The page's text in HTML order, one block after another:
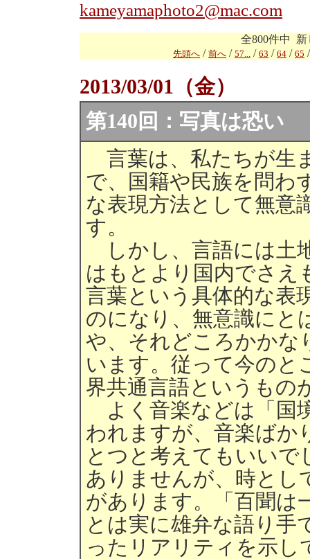
kameyamaphoto2@mac.com
全800件中 新
先頭へ / 前へ / 57... / 63 / 64 / 65
2013/03/01（金）
第140回：写真は恐い
言葉は、私たちが生
で、国籍や民族を問わ
な表現方法として無意
す。
しかし、言語には土
はもとより国内でさえ
言葉という具体的な表
のになり、無意識にと
や、それどころかかな
います。従って今のと
界共通言語というもの
よく音楽などは「国
われますが、音楽ばか
とつと考えてもいいで
ありませんが、時とし
があります。「百聞は
とは実に雄弁な語り手
ったリアリティを示し